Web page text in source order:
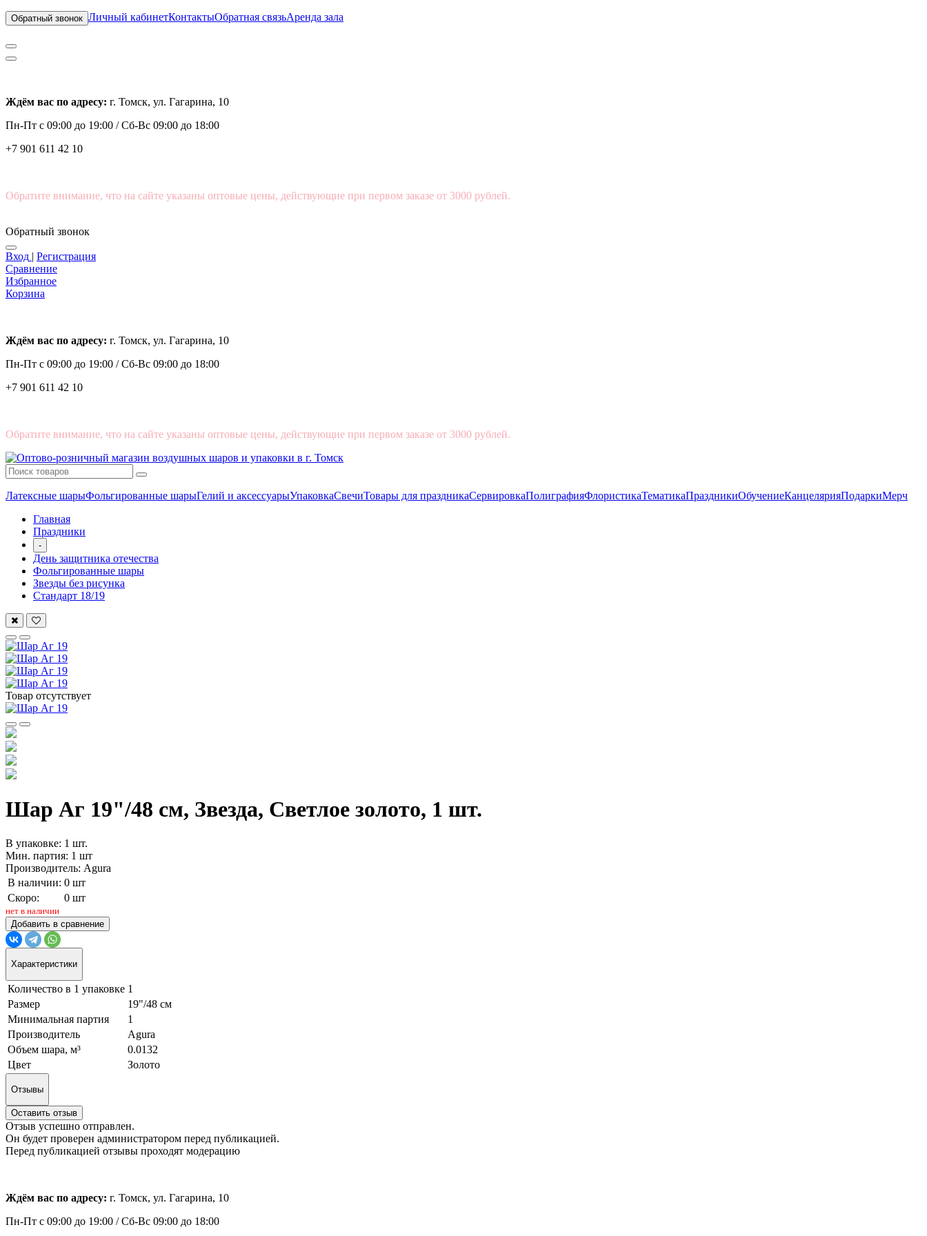
Обратный звонок Личный кабинетКонтактыОбратная связьАренда зала
Ждём вас по адресу: г. Томск, ул. Гагарина, 10
Пн-Пт с 09:00 до 19:00 /Сб-Вс 09:00 до 18:00
+7 901 611 42 10
Обратите внимание, что на сайте указаны оптовые цены, действующие при первом заказе от 3000 рублей.
Обратный звонок
Вход | Регистрация
Сравнение
Избранное
Корзина
Ждём вас по адресу: г. Томск, ул. Гагарина, 10
Пн-Пт с 09:00 до 19:00 /Сб-Вс 09:00 до 18:00
+7 901 611 42 10
Обратите внимание, что на сайте указаны оптовые цены, действующие при первом заказе от 3000 рублей.
Латексные шарыФольгированные шарыГелий и аксессуарыУпаковкаСвечиТовары для праздникаСервировкаПолиграфияФлористикаТематикаПраздникиОбучениеКанцелярияПодаркиМерч
Главная
Праздники
-
День защитника отечества
Фольгированные шары
Звезды без рисунка
Стандарт 18/19
Товар отсутствует
Шар Аг 19"/48 см, Звезда, Светлое золото, 1 шт.
В упаковке: 1 шт.
Мин. партия: 1 шт
Производитель: Agura
В наличии: 0 шт
Скоро:
0 шт
нет в наличии
Добавить в сравнение
Характеристики
Количество в 1 упаковке 1
Размер
19"/48 см
Минимальная партия
1
Производитель
Agura
Объем шара, м³
0.0132
Цвет
Золото
Отзывы
Оставить отзыв
Отзыв успешно отправлен.
Он будет проверен администратором перед публикацией.
Перед публикацией отзывы проходят модерацию
Ждём вас по адресу: г. Томск, ул. Гагарина, 10
Пн-Пт с 09:00 до 19:00 /Сб-Вс 09:00 до 18:00